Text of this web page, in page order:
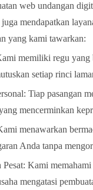
web undangan
mendapatkan
yang kami tawarkan:
memiliki regu yang
setiap rinci
Tiap pasangan
mencerminkan
menawarkan
Anda tanpa
Pesat: Kami
mengatasi